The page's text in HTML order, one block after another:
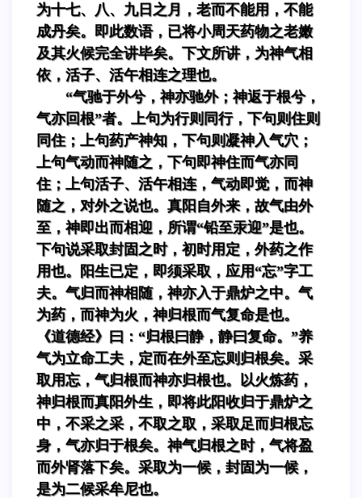
为十七、八、九日之月，老而不能用，不能
成丹矣。即此数语，已将小周天药物之老嫩
及其火候完全讲毕矣。下文所讲，为神气相
依，活子、活午相连之理也。
“气驰于外兮，神亦驰外；神返于根兮，
气亦回根”者。上句为行则同行，下句则住则
同住；上句药产神知，下句则凝神入气穴；
上句气动而神随之，下句即神住而气亦同
住；上句活子、活午相连，气动即觉，而神
随之，对外之说也。真阳自外来，故气由外
至，神即出而相迎，所谓“铅至汞迎”是也。
下句说采取封固之时，初时用定，外药之作
用也。阳生已定，即须采取，应用“忘”字工
夫。气归而神相随，神亦入于鼎炉之中。气
为药，而神为火，神归根而气复命是也。
《道德经》曰：“归根曰静，静曰复命。”养
气为立命工夫，定而在外至忘则归根矣。采
取用忘，气归根而神亦归根也。以火炼药，
神归根而真阳外生，即将此阳收归于鼎炉之
中，不采之采，不取之取，采取足而归根忘
身，气亦归于根矣。神气归根之时，气将盈
而外肾落下矣。采取为一候，封固为一候，
是为二候采牟尼也。